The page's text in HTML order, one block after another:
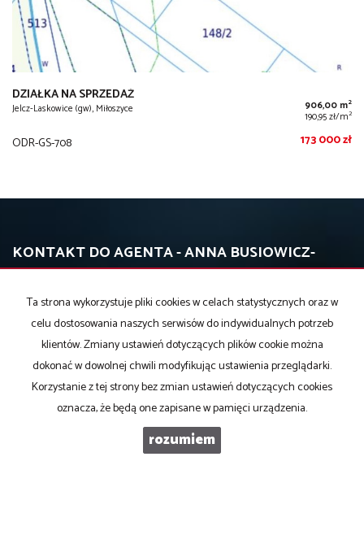
DZIAŁKA NA SPRZEDAŻ
Jelcz-Laskowice (gw), Miłoszyce 906,00 m2
190,95 zł/m2
ODR-GS-708 173 000 zł
KONTAKT DO AGENTA - ANNA BUSIOWICZ-
Ta strona wykorzystuje pliki cookies w celach statystycznych oraz w
celu dostosowania naszych serwisów do indywidualnych potrzeb
klientów. Zmiany ustawień dotyczących plików cookie można
dokonać w dowolnej chwili modyfikując ustawienia przeglądarki.
Korzystanie z tej strony bez zmian ustawień dotyczących cookies
oznacza, że będą one zapisane w pamięci urządzenia.
rozumiem